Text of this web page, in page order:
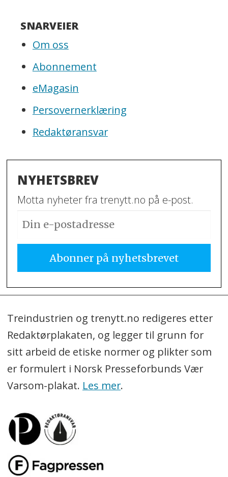
SNARVEIER
Om oss
Abonnement
eMagasin
Persovernerklæring
Redaktøransvar
NYHETSBREV
Motta nyheter fra trenytt.no på e-post.
Treindustrien og trenytt.no redigeres etter
Redaktørplakaten, og legger til grunn for
sitt arbeid de etiske normer og plikter som
er formulert i Norsk Presseforbunds Vær
Varsom-plakat. Les mer.